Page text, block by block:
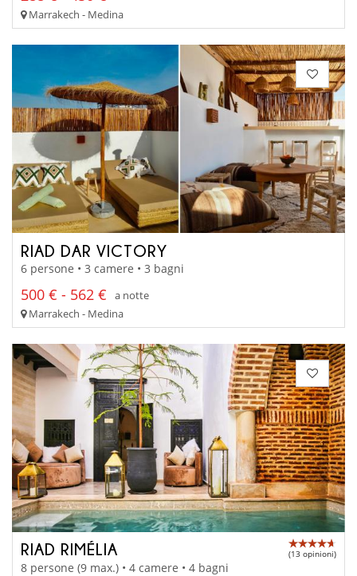
Marrakech - Medina
RIAD DAR VICTORY
6 persone • 3 camere • 3 bagni
500 € - 562 €
a notte
Marrakech - Medina
RIAD RIMÉLIA (13 opinioni)
8 persone (9 max.) • 4 camere • 4 bagni